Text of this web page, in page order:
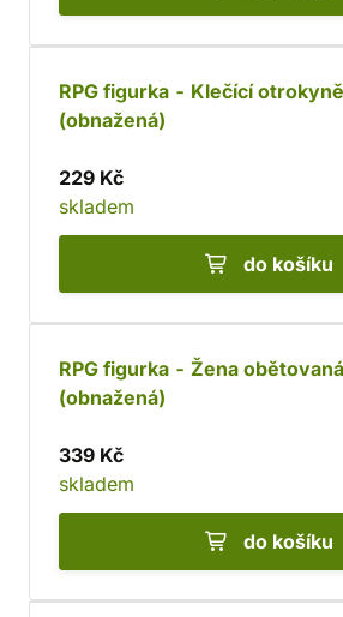
RPG figurka - Klečící
(obnažená)
229 Kč
skladem
do košíku
RPG figurka - Žena
(obnažená)
339 Kč
skladem
do košíku